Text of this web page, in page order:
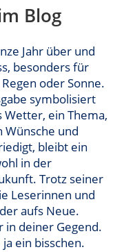
Blog
Jahr über und
besonders für
oder Sonne.
symbolisiert
Wetter, ein Thema,
Wünsche und
bleibt ein
in der
Trotz seiner
Leserinnen und
aufs Neue.
in deiner Gegend.
ein bisschen.